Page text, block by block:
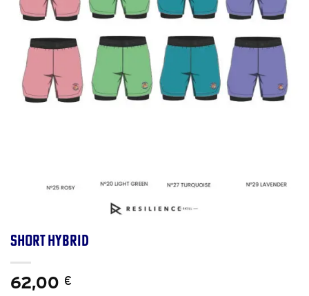
Short Hybrid
62,00 €